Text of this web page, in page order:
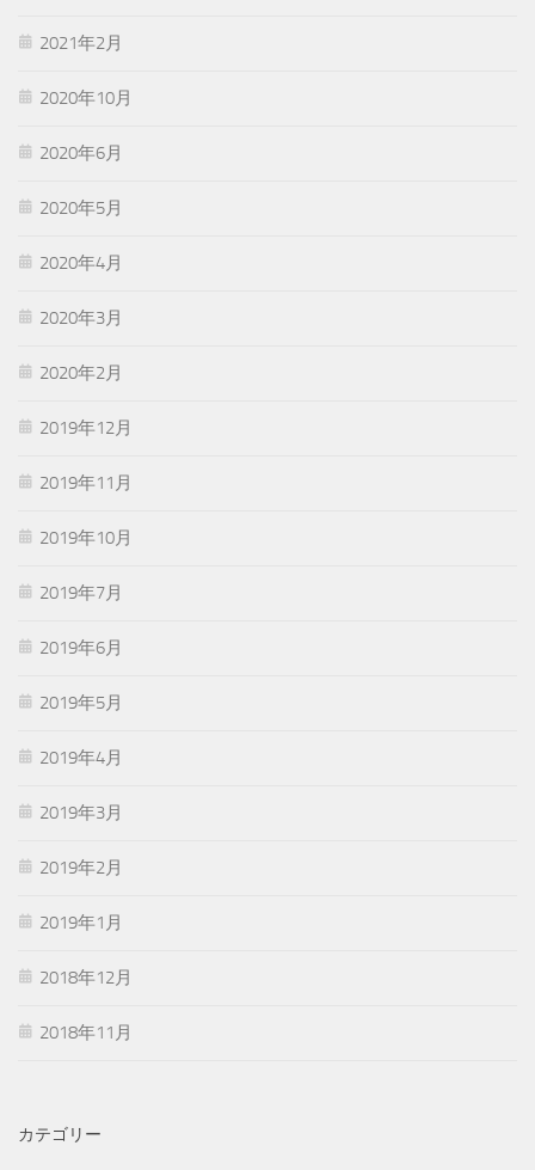
2021年2月
2020年10月
2020年6月
2020年5月
2020年4月
2020年3月
2020年2月
2019年12月
2019年11月
2019年10月
2019年7月
2019年6月
2019年5月
2019年4月
2019年3月
2019年2月
2019年1月
2018年12月
2018年11月
カテゴリー